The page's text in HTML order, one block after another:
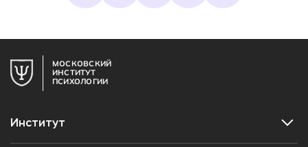
МОСКОВСКИЙ
ИНСТИТУТ
ПСИХОЛОГИИ
Институт